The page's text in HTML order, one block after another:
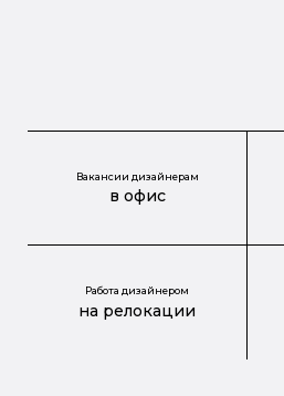
Вакансии дизайнерам
в офис
Работа дизайнером
на релокации